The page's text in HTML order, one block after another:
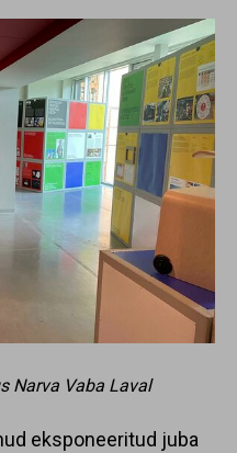
Narva Vaba Laval
eksponeeritud juba